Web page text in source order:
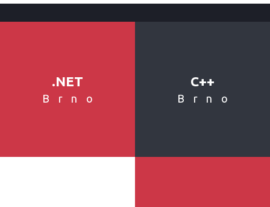
.NET
Brno
C++
Brno